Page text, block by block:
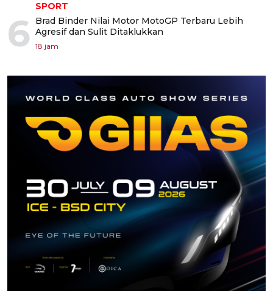
6
SPORT
Brad Binder Nilai Motor MotoGP Terbaru Lebih
Agresif dan Sulit Ditaklukkan
18 jam